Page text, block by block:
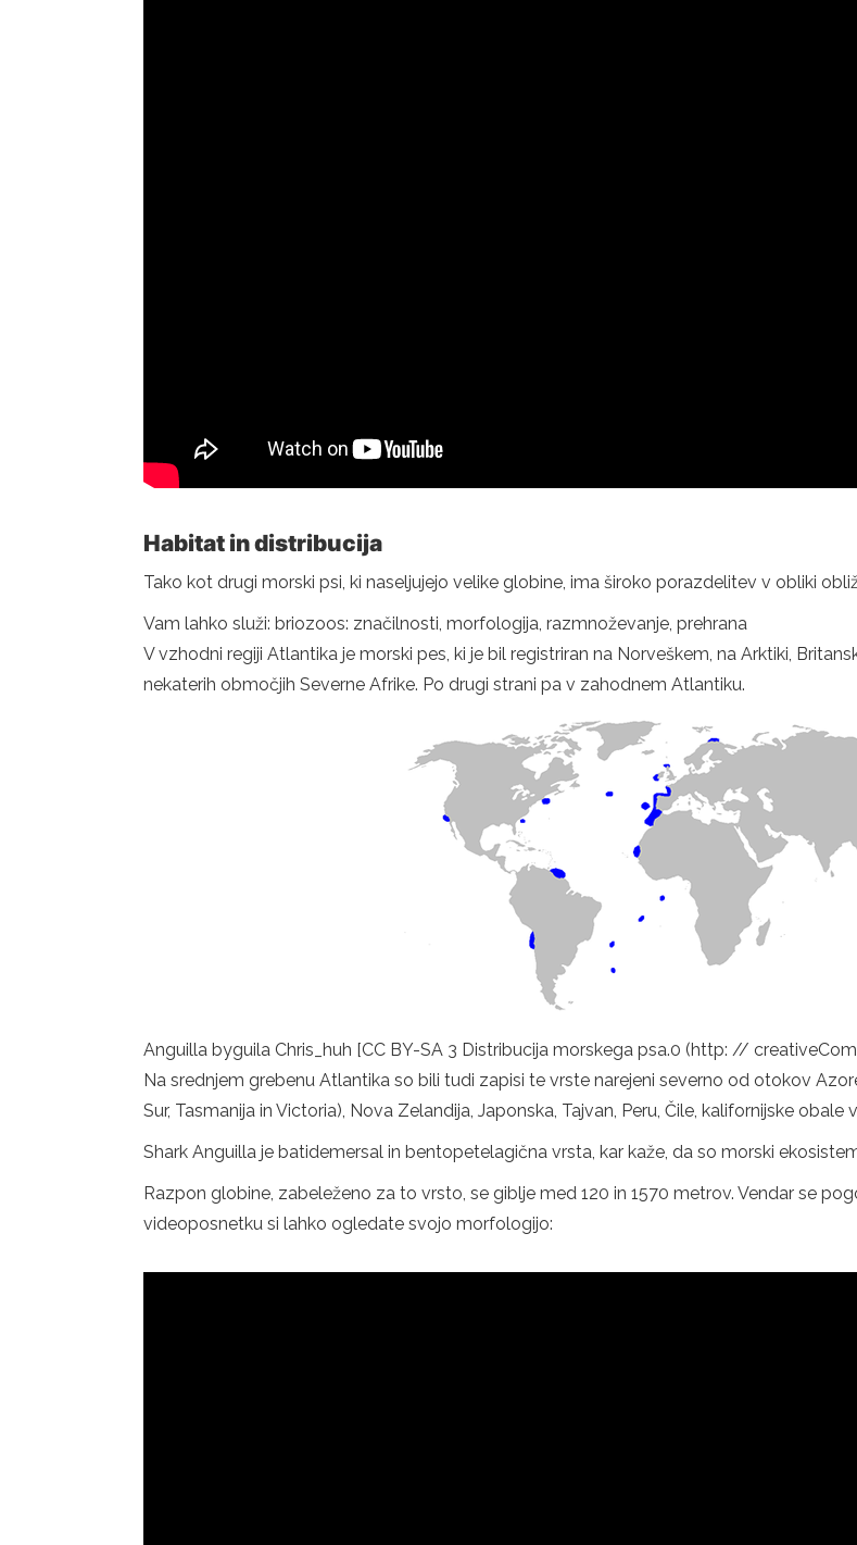
Habitat in distribucija
Tako kot drugi morski psi, ki naseljujejo velike globine, ima široko porazdelitev v obliki
Vam lahko služi: briozoos: značilnosti, morfologija, razmnoževanje, prehrana
V vzhodni regiji Atlantika je morski pes, ki je bil registriran na Norveškem, na Arktiki,
nekaterih območjih Severne Afrike. Po drugi strani pa v zahodnem Atlantiku.
Anguilla byguila Chris_huh [CC BY-SA 3 Distribucija morskega psa.0 (http: //
Na srednjem grebenu Atlantika so bili tudi zapisi te vrste narejeni severno od otokov
Sur, Tasmanija in Victoria), Nova Zelandija, Japonska, Tajvan, Peru, Čile, kalifornijske obale
Shark Anguilla je batidemersal in bentopetelagična vrsta, kar kaže, da so morski
Razpon globine, zabeleženo za to vrsto, se giblje med 120 in 1570 metrov. Vendar se
videoposnetku si lahko ogledate svojo morfologijo: